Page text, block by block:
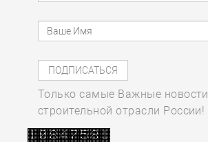
Только самые Важные новости
строительной отрасли России!